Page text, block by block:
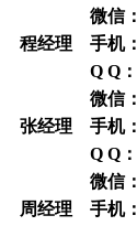
微信：
程经理 手机：
Q Q：
微信：
张经理 手机：
Q Q：
微信：
周经理 手机：